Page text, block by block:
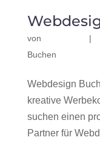
von |
Buchen
Webdesign
kreative
suchen einen
Partner für